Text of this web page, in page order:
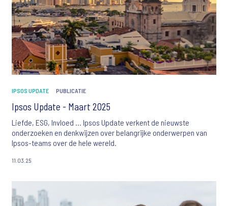
IPSOS UPDATE PUBLICATIE
Ipsos Update - Maart 2025
Liefde, ESG, Invloed ... Ipsos Update verkent de nieuwste
onderzoeken en denkwijzen over belangrijke onderwerpen van
Ipsos-teams over de hele wereld.
11.03.25